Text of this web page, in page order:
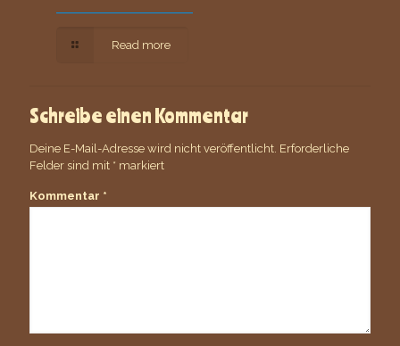
Read more
Schreibe einen Kommentar
Deine E-Mail-Adresse wird nicht veröffentlicht. Erforderliche
Felder sind mit * markiert
Kommentar *